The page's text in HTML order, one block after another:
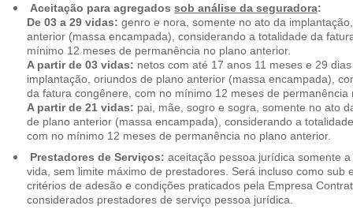
Aceitação para agregados sob análise da seguradora:
De 03 a 29 vidas: genro e nora, somente no ato da
anterior (massa encampada), considerando a totalidade da
mínimo 12 meses de permanência no plano anterior.
A partir de 03 vidas: netos com até 17 anos 11 meses e 29
implantação, oriundos de plano anterior (massa encampada),
da fatura congênere, com no mínimo 12 meses de permanência
A partir de 21 vidas: pai, mãe, sogro e sogra, somente no ato
de plano anterior (massa encampada), considerando a
com no mínimo 12 meses de permanência no plano anterior.
Prestadores de Serviços: aceitação pessoa jurídica somente a
vida, sem limite máximo de prestadores. Será incluso como sub
critérios de adesão e condições praticados pela Empresa
considerados prestadores de serviço pessoa jurídica.